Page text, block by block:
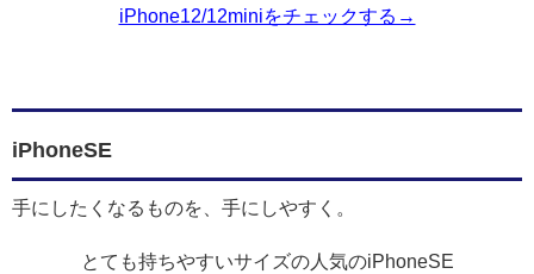
iPhone12/12miniをチェックする→
iPhoneSE
手にしたくなるものを、手にしやすく。
とても持ちやすいサイズの人気のiPhoneSE